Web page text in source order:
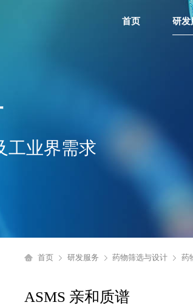
首页 研发
工业界需求
首页 研发服务 药物筛选与设计 药
ASMS 亲和质谱